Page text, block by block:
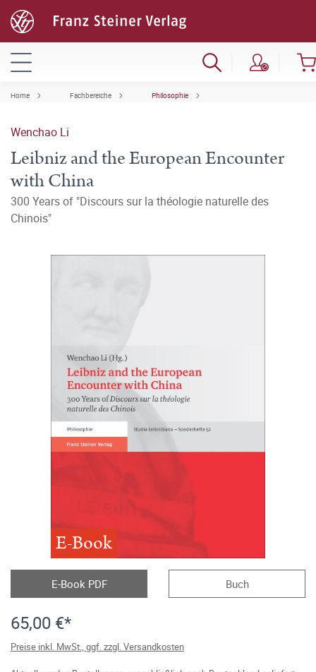
Home Fachbereiche Philosophie
Wenchao Li
Leibniz and the European Encounter
with China
300 Years of "Discours sur la théologie naturelle des
Chinois"
E-Book
E-Book PDF Buch
65,00 €*
Preise inkl. MwSt., ggf. zzgl. Versandkosten